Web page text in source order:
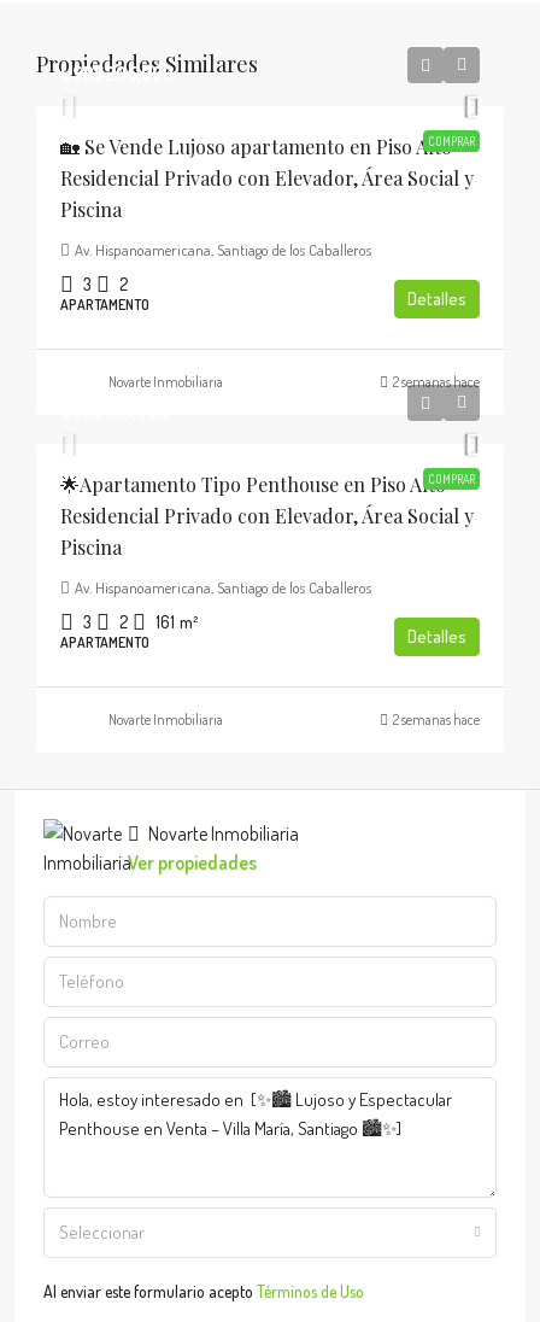
Propiedades Similares
COMPRAR
USD$205,000
🏡 Se Vende Lujoso apartamento en Piso Alto
Residencial Privado con Elevador, Área Social y
Piscina
Av. Hispanoamericana, Santiago de los Caballeros
3 2
APARTAMENTO Detalles
Novarte Inmobiliaria 2 semanas hace
COMPRAR
🌟Apartamento Tipo Penthouse en Piso Alto
Residencial Privado con Elevador, Área Social y
Piscina
Av. Hispanoamericana, Santiago de los Caballeros
3 2 161 m²
APARTAMENTO Detalles
Novarte Inmobiliaria 2 semanas hace
Novarte Inmobiliaria
Ver propiedades
Seleccionar
Al enviar este formulario acepto Términos de Uso